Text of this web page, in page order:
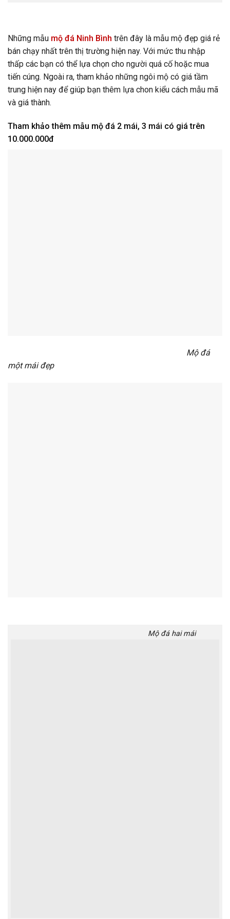
Những mẫu mộ đá Ninh Bình trên đây là mẫu mộ đẹp giá rẻ
bán chạy nhất trên thị trường hiện nay. Với mức thu nhập
thấp các bạn có thể lựa chọn cho người quá cố hoặc mua
tiến cúng. Ngoài ra, tham khảo những ngôi mộ có giá tầm
trung hiện nay để giúp bạn thêm lựa chon kiểu cách mẫu mã
và giá thành.
Tham khảo thêm mẫu mộ đá 2 mái, 3 mái có giá trên
10.000.000đ
Mộ đá
một mái đẹp
Mộ đá hai mái